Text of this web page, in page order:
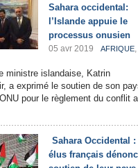
Sahara occidental:
l’Islande appuie le
processus onusien
05 avr 2019 AFRIQUE,
ministre islandaise, Katrin
a exprimé le soutien de son
pour le règlement du conflit
Sahara Occidental :
élus français